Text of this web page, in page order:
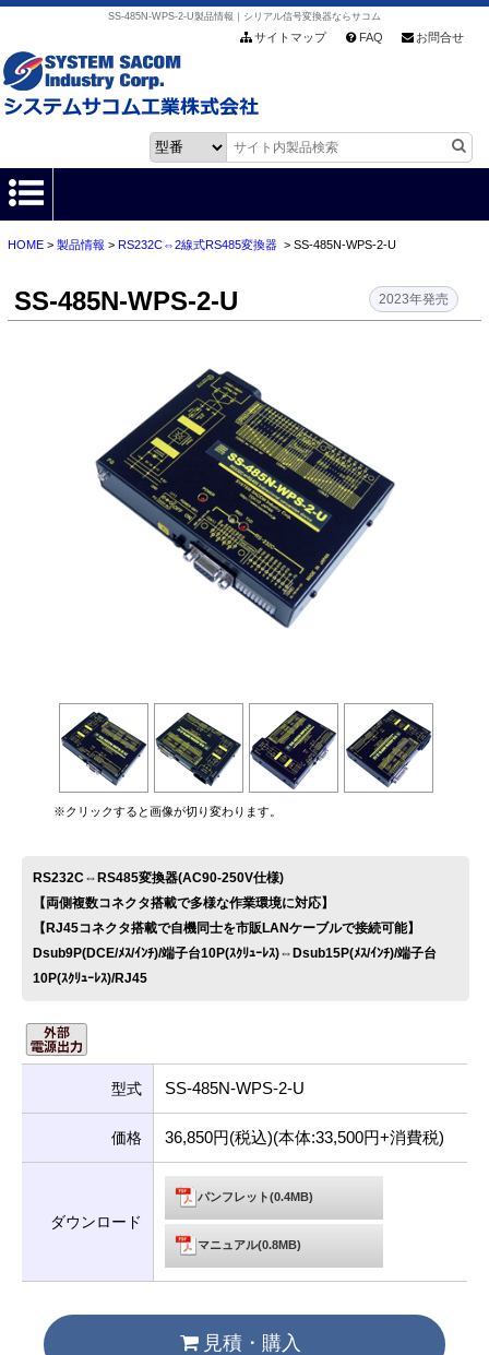
SS-485N-WPS-2-U製品情報｜シリアル信号変換器ならサコム
サイトマップ FAQ お問合せ
HOME
製品情報
お客様サポート
会社情報
お問い合わせ
HOME> 製品情報 > RS232C⇔2線式RS485変換器> SS-485N-WPS-2-U
SS-485N-WPS-2-U 2023年発売
※クリックすると画像が切り変わります。
RS232C⇔RS485変換器(AC90-250V仕様)
【両側複数コネクタ搭載で多様な作業環境に対応】
【RJ45コネクタ搭載で自機同士を市販LANケーブルで接続可能】
Dsub9P(DCE/ﾒｽ/ｲﾝﾁ)/端子台10P(ｽｸﾘｭｰﾚｽ)⇔Dsub15P(ﾒｽ/ｲﾝﾁ)/端子台
10P(ｽｸﾘｭｰﾚｽ)/RJ45
型式 SS-485N-WPS-2-U
価格 36,850円(税込)(本体:33,500円+消費税)
ダウンロード
パンフレット(0.4MB)
マニュアル(0.8MB)
見積・購入